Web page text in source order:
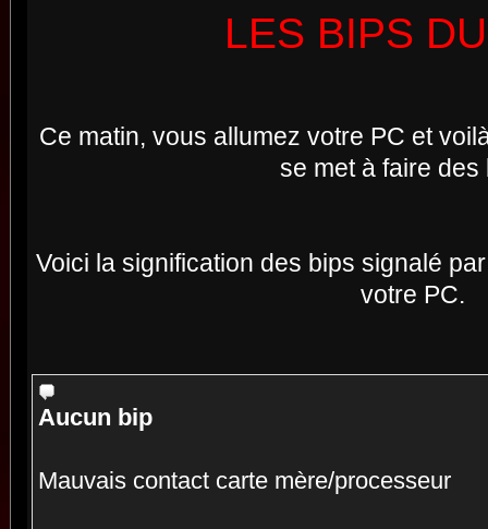
LES BIPS
Ce matin, vous allumez votre PC et
se met à faire des
Voici la signification des bips signalé
votre PC.
Aucun bip
Mauvais contact carte mère/processeur